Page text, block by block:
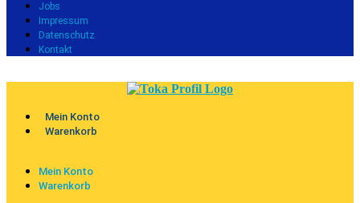
Jobs
Impressum
Datenschutz
Kontakt
Mein Konto
Warenkorb
Mein Konto
Warenkorb